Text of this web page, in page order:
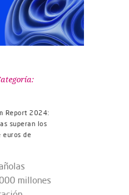
Report 2024:
superan los
de
millones